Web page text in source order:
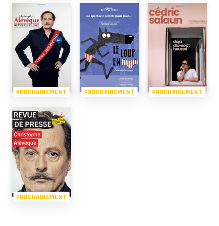
PROCHAINEMENT PROCHAINEMENT PROCHAINEMENT
PROCHAINEMENT